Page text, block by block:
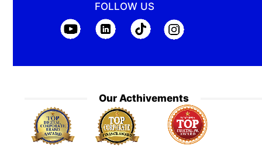
FOLLOW US
Our Acthivements